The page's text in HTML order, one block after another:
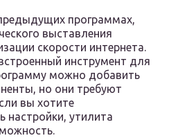
программах,
выставления
скорости интернета.
инструмент для
можно добавить
но они требуют
вы хотите
настройки, утилита